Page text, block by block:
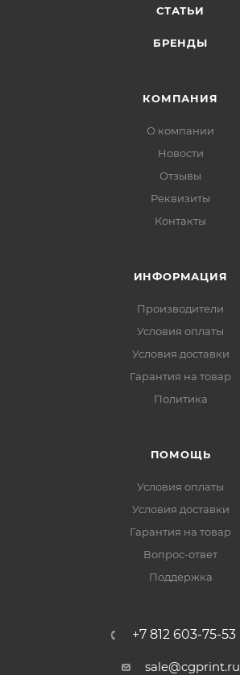
СТАТЬИ
БРЕНДЫ
КОМПАНИЯ
О компании
Новости
Отзывы
Реквизиты
Контакты
ИНФОРМАЦИЯ
Производители
Условия оплаты
Условия доставки
Гарантия на товар
Политика
ПОМОЩЬ
Условия оплаты
Условия доставки
Гарантия на товар
Вопрос-ответ
Поддержка
+7 812 603-75-53
sale@cgprint.ru